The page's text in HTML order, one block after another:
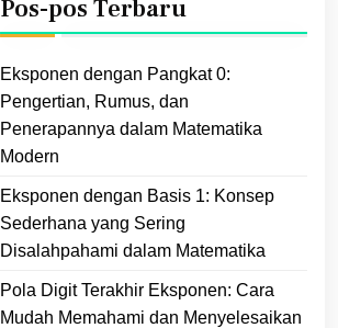
Pos-pos Terbaru
Eksponen dengan Pangkat 0:
Pengertian, Rumus, dan
Penerapannya dalam Matematika
Modern
Eksponen dengan Basis 1: Konsep
Sederhana yang Sering
Disalahpahami dalam Matematika
Pola Digit Terakhir Eksponen: Cara
Mudah Memahami dan Menyelesaikan